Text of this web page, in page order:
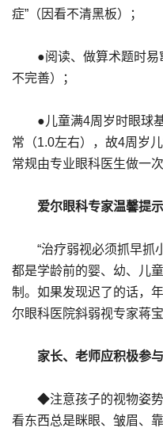
症”（因看不清黑板）；
●阅读、做算术题时易
不完善）；
●儿童满4周岁时眼球基
常（1.0左右），故4周岁
常规由专业眼科医生做一次
爱尔眼科专家温馨提示
“治疗弱视必须抓早抓
都是学龄前的婴、幼、儿
制。如果发现迟了的话，
尔眼科医院斜弱视专家蒋
家长、老师应积极参
◆注意孩子的视物姿势
看东西总是眯眼、皱眉、